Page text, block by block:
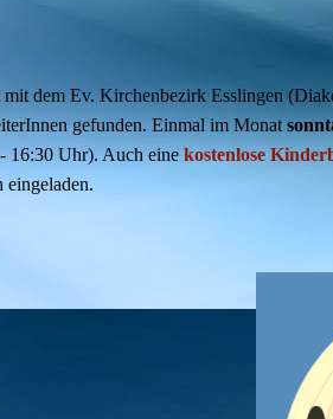
dem Ev. Kirchenbezirk Esslingen
gefunden. Einmal im Monats
16:30 Uhr). Auch einekostenlose